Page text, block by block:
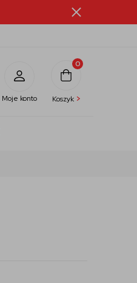
Moje konto
0
Koszyk >